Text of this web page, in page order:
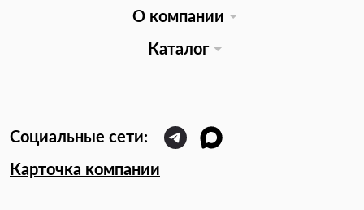
О компании
Каталог
Карточка компании